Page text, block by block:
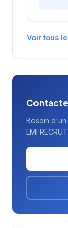
entre
Voir tous
Besoin
LMI